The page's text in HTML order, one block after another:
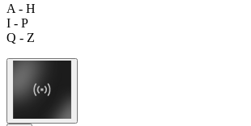
A - H
I - P
Q - Z